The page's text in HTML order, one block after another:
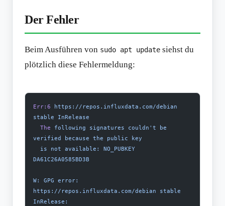
Der Fehler
Beim Ausführen von sudo apt update siehst du
plötzlich diese Fehlermeldung:
Err:6 https://repos.influxdata.com/debian
stable InRelease
  The
following signatures couldn't be
verified because the public key
DA61C26A0585BD3B
W: GPG error:
https://repos.influxdata.com/debian stable
InRelease: